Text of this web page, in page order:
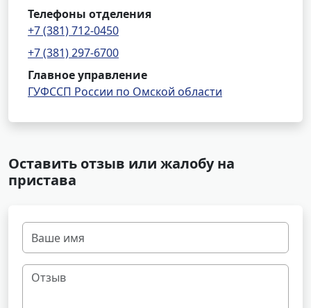
Телефоны отделения
+7 (381) 712-0450
+7 (381) 297-6700
Главное управление
ГУФССП России по Омской области
Оставить отзыв или жалобу на
пристава